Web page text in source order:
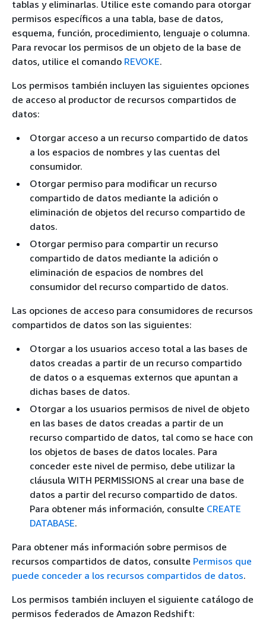
tablas y eliminarlas. Utilice este comando para otorgar
permisos específicos a una tabla, base de datos,
esquema, función, procedimiento, lenguaje o columna.
Para revocar los permisos de un objeto de la base de
datos, utilice el comando REVOKE.
Los permisos también incluyen las siguientes opciones
de acceso al productor de recursos compartidos de
datos:
Otorgar acceso a un recurso compartido de datos
a los espacios de nombres y las cuentas del
consumidor.
Otorgar permiso para modificar un recurso
compartido de datos mediante la adición o
eliminación de objetos del recurso compartido de
datos.
Otorgar permiso para compartir un recurso
compartido de datos mediante la adición o
eliminación de espacios de nombres del
consumidor del recurso compartido de datos.
Las opciones de acceso para consumidores de recursos
compartidos de datos son las siguientes:
Otorgar a los usuarios acceso total a las bases de
datos creadas a partir de un recurso compartido
de datos o a esquemas externos que apuntan a
dichas bases de datos.
Otorgar a los usuarios permisos de nivel de objeto
en las bases de datos creadas a partir de un
recurso compartido de datos, tal como se hace con
los objetos de bases de datos locales. Para
conceder este nivel de permiso, debe utilizar la
cláusula WITH PERMISSIONS al crear una base de
datos a partir del recurso compartido de datos.
Para obtener más información, consulte CREATE
DATABASE.
Para obtener más información sobre permisos de
recursos compartidos de datos, consulte Permisos que
puede conceder a los recursos compartidos de datos.
Los permisos también incluyen el siguiente catálogo de
permisos federados de Amazon Redshift: